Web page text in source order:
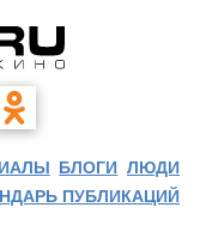
БЛОГИ ЛЮДИ
ПУБЛИКАЦИЙ